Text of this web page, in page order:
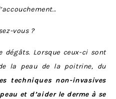
..
vous ?
dégâts. Lorsque ceux-ci sont
la peau de la poitrine, du
techniques non-invasives
et d’aider le derme à se